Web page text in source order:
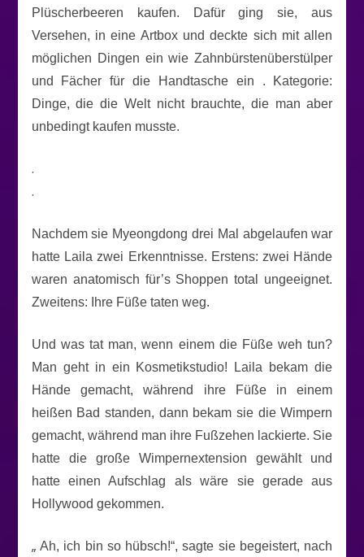
Plüscherbeeren kaufen. Dafür ging sie, aus
Versehen, in eine Artbox und deckte sich mit allen
möglichen Dingen ein wie Zahnbürstenüberstülper
und Fächer für die Handtasche ein . Kategorie:
Dinge, die die Welt nicht brauchte, die man aber
unbedingt kaufen musste.
.
.
Nachdem sie Myeongdong drei Mal abgelaufen war
hatte Laila zwei Erkenntnisse. Erstens: zwei Hände
waren anatomisch für’s Shoppen total ungeeignet.
Zweitens: Ihre Füße taten weg.
Und was tat man, wenn einem die Füße weh tun?
Man geht in ein Kosmetikstudio! Laila bekam die
Hände gemacht, während ihre Füße in einem
heißen Bad standen, dann bekam sie die Wimpern
gemacht, während man ihre Fußzehen lackierte. Sie
hatte die große Wimpernextension gewählt und
hatte einen Aufschlag als wäre sie gerade aus
Hollywood gekommen.
„ Ah, ich bin so hübsch!“, sagte sie begeistert, nach